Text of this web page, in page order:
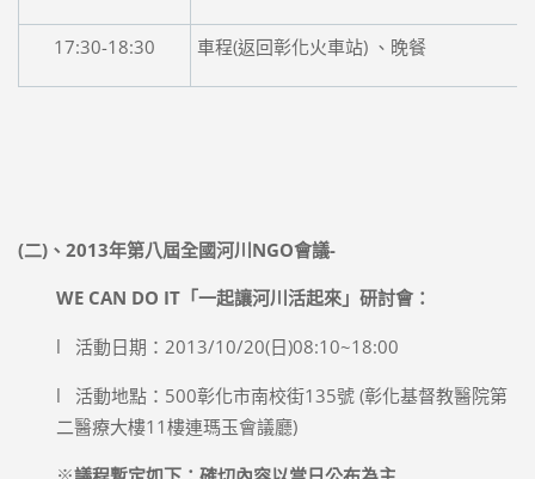
17:30-18:30 車程(返回彰化火車站) 、晚餐
(二)、 2013年第八屆全國河川NGO會議-
WE CAN DO IT「一起讓河川活起來」 研討會：
l 活動日期：2013/10/20(日)08:10~18:00
l 活動地點：500彰化市南校街135號 (彰化基督教醫院第
二醫療大樓11樓連瑪玉會議廳)